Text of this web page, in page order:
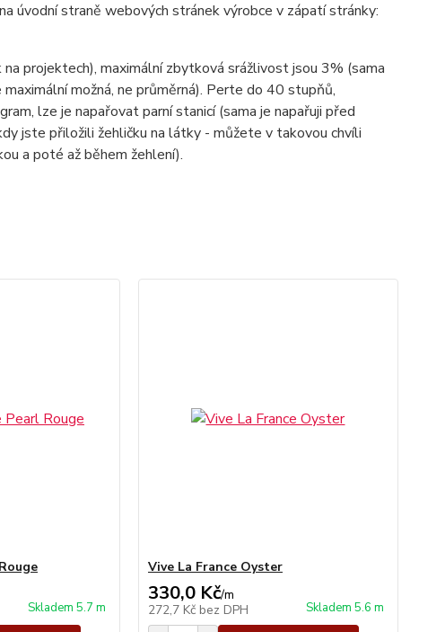
úvodní straně webových stránek výrobce v zápatí stránky:
projektech), maximální zbytková srážlivost jsou 3% (sama
možná, ne průměrná). Perte do 40 stupňů,
lze je napařovat parní stanicí (sama je napařuji před
jste přiložili žehličku na látky - můžete v takovou chvíli
a poté až během žehlení).
Skladem 5.7 m
Vive La France Oyster
330,0 Kč/m
272,7 Kč bez DPH Skladem 5.6 m